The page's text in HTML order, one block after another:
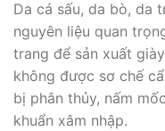
Da cá sấu, da bò, da
nguyên liệu quan
trang để sản xuất
không được sơ chế
bị phân thủy, nấm
khuẩn xâm nhập.